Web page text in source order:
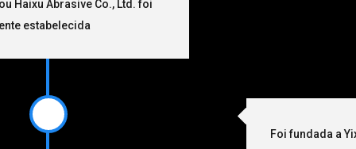
Haixu Abrasive Co., Ltd. foi
estabelecida
Foi fundada a